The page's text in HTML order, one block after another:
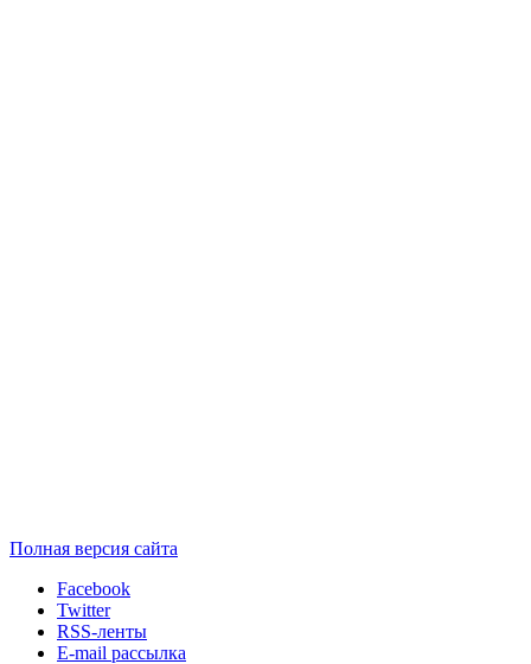
Полная версия сайта
Facebook
Twitter
RSS-ленты
E-mail рассылка